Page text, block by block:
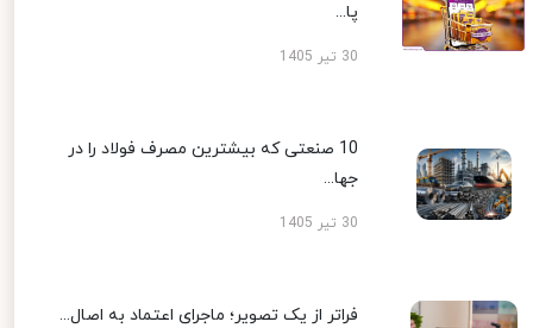
پا...
30 تیر 1405
10 صنعتی که بیشترین مصرف فولاد را در
جها...
30 تیر 1405
فراتر از یک تصویر؛ ماجرای اعتماد به اصال...